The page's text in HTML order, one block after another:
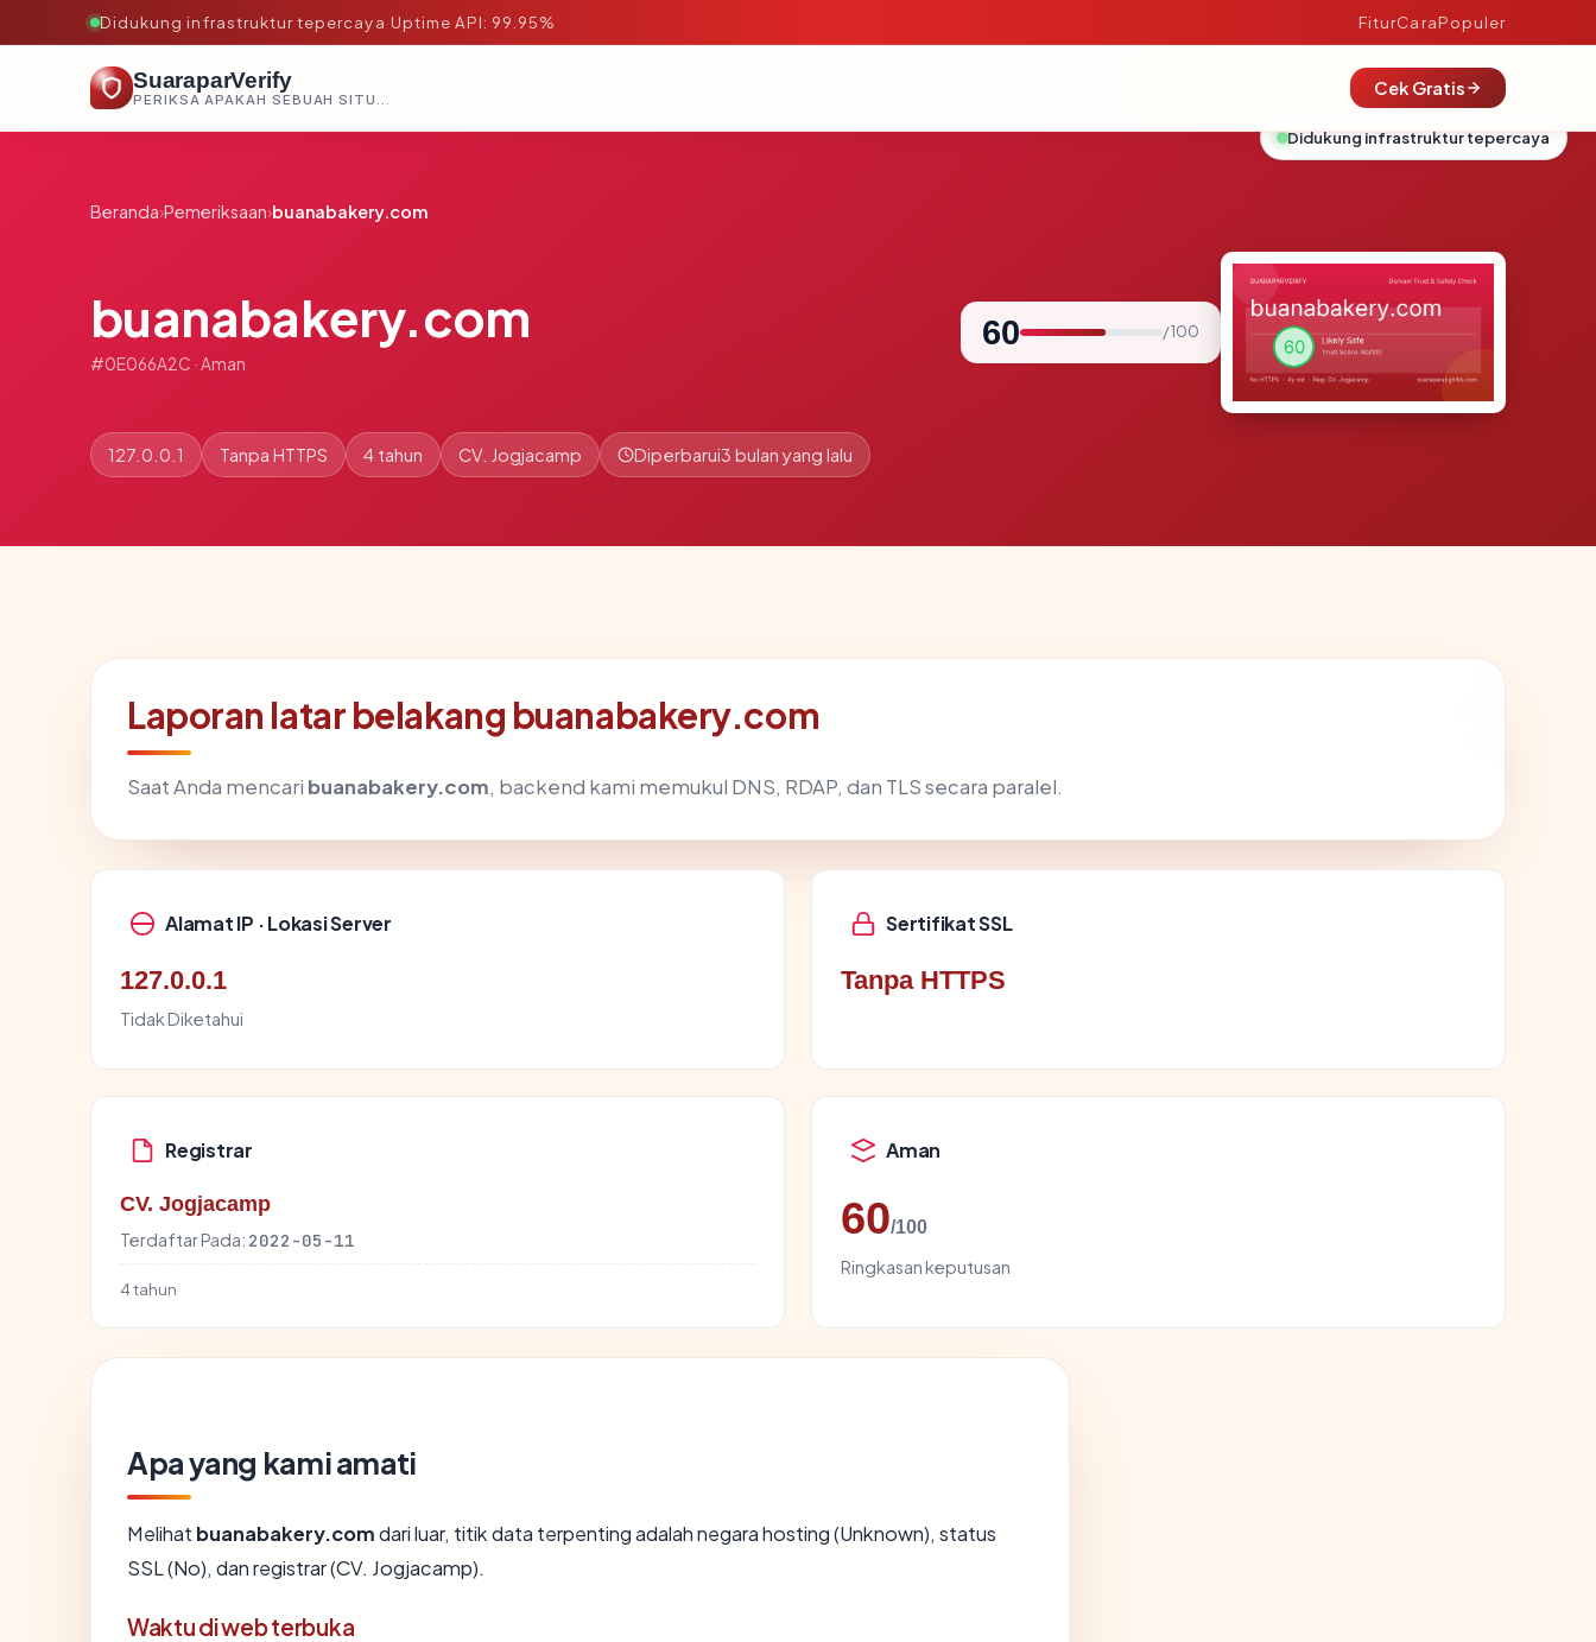
Didukung infrastruktur tepercaya·Uptime API: 99.95% FiturCaraPopuler
SuaraparVerify
PERIKSA APAKAH SEBUAH SITUS AMAN, TEPERCAYA, DAN TERVERIFIKASI DALAM HITUNGAN DETIK.
Cek Gratis
Beranda›Pemeriksaan›buanabakery.com
buanabakery.com
#0E066A2C · Aman
60 / 100
127.0.0.1 Tanpa HTTPS 4 tahun CV. Jogjacamp Diperbarui3 bulan yang lalu
Laporan latar belakang buanabakery.com
Saat Anda mencari buanabakery.com, backend kami memukul DNS, RDAP, dan TLS secara paralel.
Alamat IP · Lokasi Server
127.0.0.1
Tidak Diketahui
Sertifikat SSL
Tanpa HTTPS
Registrar
CV. Jogjacamp
Terdaftar Pada: 2022-05-11
4 tahun
Aman
60/100
Ringkasan keputusan
Apa yang kami amati
Melihat buanabakery.comdari luar, titik data terpenting adalah negara hosting (Unknown), status
SSL (No), dan registrar (CV. Jogjacamp).
Waktu di web terbuka
Didukung infrastruktur tepercaya